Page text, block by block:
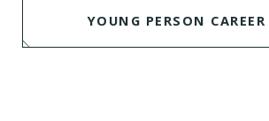
YOUNG PERSON CAREER